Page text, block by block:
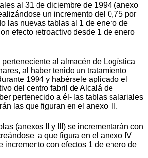
al 31 de diciembre de 1994 (anexo
un incremento del 0,75 por
las nuevas tablas al 1 de enero de
efecto retroactivo desde 1 de enero
perteneciente al almacén de Logística
al haber tenido un tratamiento
1994 y habérsele aplicado el
del centro fabril de Alcalá de
pertenecido a él- las tablas salariales
las que figuran en el anexo III.
(anexos II y III) se incrementarán con
la que figura en el anexo IV
incremento con efectos 1 de enero de